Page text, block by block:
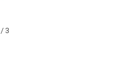
/ 3